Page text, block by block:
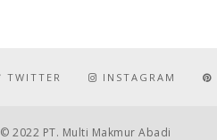
TWITTER INSTAGRAM
© 2022 PT. Multi Makmur Abadi